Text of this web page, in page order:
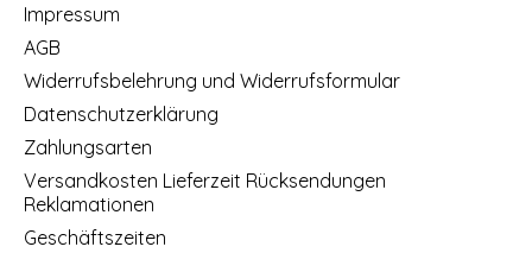
Impressum
AGB
Widerrufsbelehrung und Widerrufsformular
Datenschutzerklärung
Zahlungsarten
Versandkosten Lieferzeit Rücksendungen
Reklamationen
Geschäftszeiten